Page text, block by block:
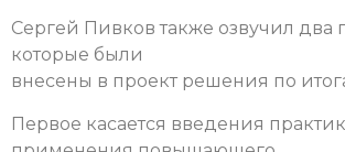
Сергей Пивков также озвучил два
которые были
внесены в проект решения по
Первое касается введения